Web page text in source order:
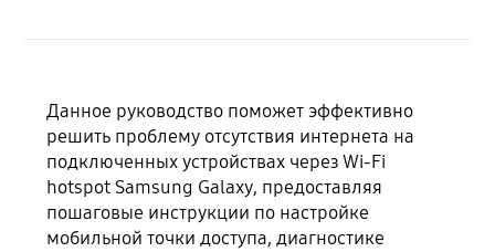
Данное руководство поможет эффективно
решить проблему отсутствия интернета на
подключенных устройствах через Wi-Fi
hotspot Samsung Galaxy, предоставляя
пошаговые инструкции по настройке
мобильной точки доступа, диагностике